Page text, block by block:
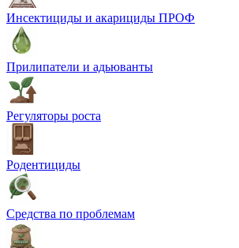
Инсектициды и акарициды ПРОФ
Прилипатели и адьюванты
Регуляторы роста
Родентициды
Средства по проблемам